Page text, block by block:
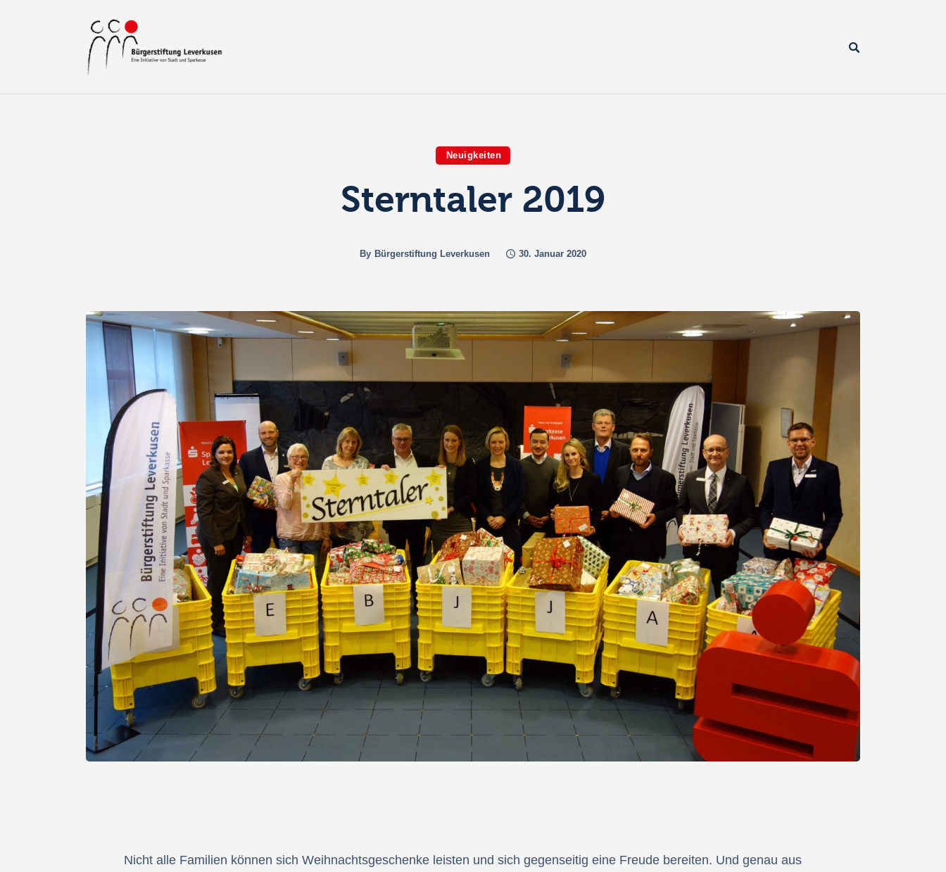
Projekte
Förderantrag
Spenden
Neuigkeiten
Sterntaler 2019
By Bürgerstiftung Leverkusen 30. Januar 2020
Nicht alle Familien können sich Weihnachtsgeschenke leisten und sich gegenseitig eine Freude bereiten. Und genau aus